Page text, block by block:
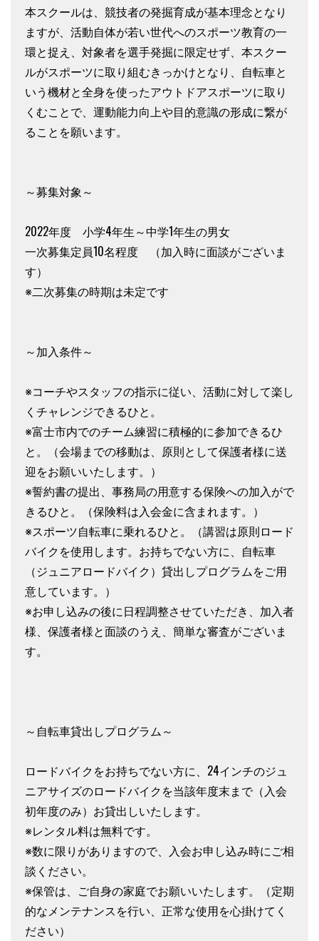
本スクールは、競技者の発掘育成が基本理念となり
ますが、活動自体が若い世代へのスポーツ教育の一
環と捉え、対象者を選手発掘に限定せず、本スクー
ルがスポーツに取り組むきっかけとなり、自転車と
いう機材と全身を使ったアウトドアスポーツに取り
くむことで、運動能力向上や目的意識の形成に繋が
ることを願います。
～募集対象～
2022年度 小学4年生～中学1年生の男女
一次募集定員10名程度 （加入時に面談がございま
す）
※二次募集の時期は未定です
～加入条件～
※コーチやスタッフの指示に従い、活動に対して楽し
くチャレンジできるひと。
※富士市内でのチーム練習に積極的に参加できるひ
と。（会場までの移動は、原則として保護者様に送
迎をお願いいたします。）
※誓約書の提出、事務局の用意する保険への加入がで
きるひと。（保険料は入会金に含まれます。）
※スポーツ自転車に乗れるひと。（講習は原則ロード
バイクを使用します。お持ちでない方に、自転車
（ジュニアロードバイク）貸出しプログラムをご用
意しています。）
※お申し込みの後に日程調整させていただき、加入者
様、保護者様と面談のうえ、簡単な審査がございま
す。
～自転車貸出しプログラム～
ロードバイクをお持ちでない方に、24インチのジュ
ニアサイズのロードバイクを当該年度末まで（入会
初年度のみ）お貸出しいたします。
※レンタル料は無料です。
※数に限りがありますので、入会お申し込み時にご相
談ください。
※保管は、ご自身の家庭でお願いいたします。（定期
的なメンテナンスを行い、正常な使用を心掛けてく
ださい）